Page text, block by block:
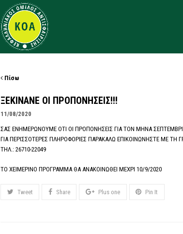
Πίσω
ΞΕΚΙΝΑΝΕ ΟΙ ΠΡΟΠΟΝΗΣΕΙΣ!!!
11/08/2020
ΣΑΣ ΕΝΗΜΕΡΩΝΟΥΜΕ ΟΤΙ ΟΙ ΠΡΟΠΟΝΗΣΕΙΣ ΓΙΑ ΤΟΝ ΜΗΝΑ
ΓΙΑ ΠΕΡΙΣΣΟΤΕΡΕΣ ΠΛΗΡΟΦΟΡΙΕΣ ΠΑΡΑΚΑΛΩ ΕΠΙΚΟΙΝΩΝΗΣΤΕ ΜΕ ΤΗ
ΤΗΛ.: 26710-22049
ΤΟ ΧΕΙΜΕΡΙΝΟ ΠΡΟΓΡΑΜΜΑ ΘΑ ΑΝΑΚΟΙΝΩΘΕΙ ΜΕΧΡΙ 10/9/2020
Tweet Share Plus one Pin It